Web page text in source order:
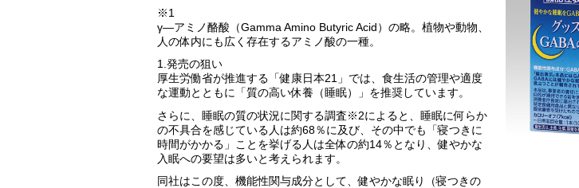
※1
γ―アミノ酪酸（Gamma Amino Butyric Acid）の略。植物や動物、
人の体内にも広く存在するアミノ酸の一種。
1.発売の狙い
厚生労働省が推進する「健康日本21」では、食生活の管理や適度
な運動とともに「質の高い休養（睡眠）」を推奨しています。
さらに、睡眠の質の状況に関する調査※2によると、睡眠に何らか
の不具合を感じている人は約68％に及び、その中でも「寝つきに
時間がかかる」ことを挙げる人は全体の約14％となり、健やかな
入眠への要望は多いと考えられます。
同社はこの度、機能性関与成分として、健やかな眠り（寝つきの